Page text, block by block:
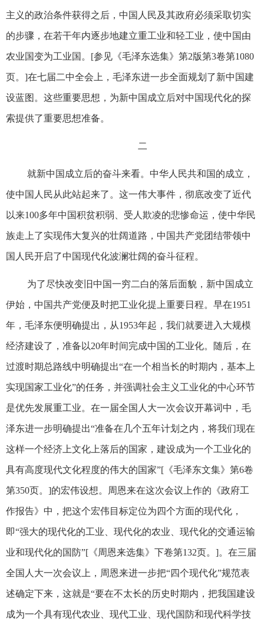
主义的政治条件获得之后，中国人民及其政府必须采取切实
的步骤，在若干年内逐步地建立重工业和轻工业，使中国由
农业国变为工业国。[参见《毛泽东选集》第2版第3卷第1080
页。]在七届二中全会上，毛泽东进一步全面规划了新中国建
设蓝图。这些重要思想，为新中国成立后对中国现代化的探
索提供了重要思想准备。
二
就新中国成立后的奋斗来看。中华人民共和国的成立，
使中国人民从此站起来了。这一伟大事件，彻底改变了近代
以来100多年中国积贫积弱、受人欺凌的悲惨命运，使中华民
族走上了实现伟大复兴的壮阔道路，中国共产党团结带领中
国人民开启了中国现代化波澜壮阔的奋斗征程。
为了尽快改变旧中国一穷二白的落后面貌，新中国成立
伊始，中国共产党便及时把工业化提上重要日程。早在1951
年，毛泽东便明确提出，从1953年起，我们就要进入大规模
经济建设了，准备以20年时间完成中国的工业化。随后，在
过渡时期总路线中明确提出“在一个相当长的时期内，基本上
实现国家工业化”的任务，并强调社会主义工业化的中心环节
是优先发展重工业。在一届全国人大一次会议开幕词中，毛
泽东进一步明确提出“准备在几个五年计划之内，将我们现在
这样一个经济上文化上落后的国家，建设成为一个工业化的
具有高度现代文化程度的伟大的国家”[《毛泽东文集》第6卷
第350页。]的宏伟设想。周恩来在这次会议上作的《政府工
作报告》中，把这个宏伟目标定位为四个方面的现代化，
即“强大的现代化的工业、现代化的农业、现代化的交通运输
业和现代化的国防”[《周恩来选集》下卷第132页。]。在三届
全国人大一次会议上，周恩来进一步把“四个现代化”规范表
述确定下来，这就是“要在不太长的历史时期内，把我国建设
成为一个具有现代农业、现代工业、现代国防和现代科学技